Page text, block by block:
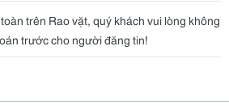
trên Rao vặt, quý khách vui lòng không
trước cho người đăng tin!